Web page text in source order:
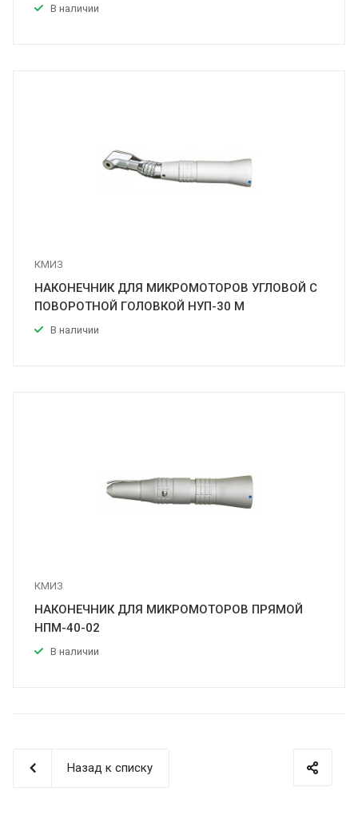
В наличии
КМИЗ
НАКОНЕЧНИК ДЛЯ МИКРОМОТОРОВ УГЛОВОЙ С
ПОВОРОТНОЙ ГОЛОВКОЙ НУП-30 М
В наличии
КМИЗ
НАКОНЕЧНИК ДЛЯ МИКРОМОТОРОВ ПРЯМОЙ
НПМ-40-02
В наличии
Назад к списку